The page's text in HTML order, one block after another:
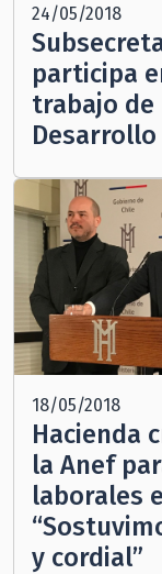
24/05/2018
participa
trabajo de
18/05/2018
Hacienda
la Anef
laborales
y cordial”